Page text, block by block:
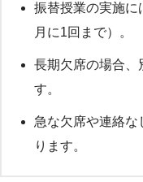
振替授業の実施に
月に1回まで）。
長期欠席の場合、
す。
急な欠席や連絡な
ります。